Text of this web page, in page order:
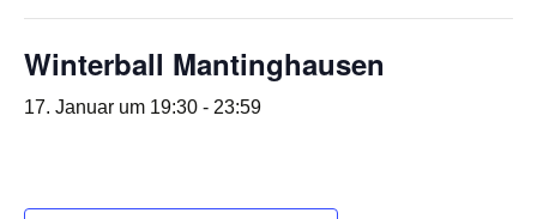
Winterball Mantinghausen
17. Januar um 19:30 - 23:59